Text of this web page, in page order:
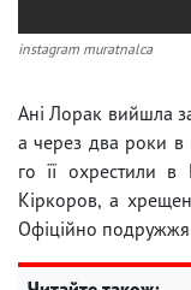
instagram muratnalca
Ані Лорак вийшла
а через два роки в
го її охрестили в
Кіркоров, а
Офіційно